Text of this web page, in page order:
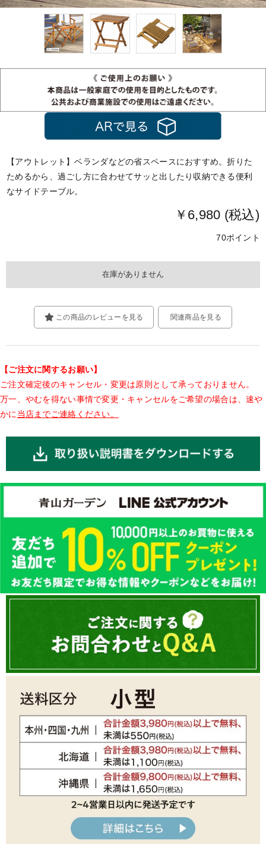
【アウトレット】ベランダなどの省スペースにおすすめ。折りた
ためるから、過ごし方に合わせてサッと出したり収納できる便利
なサイドテーブル。
￥6,980 (税込)
70ポイント
関連商品を見る
この商品のレビューを見る
【ご注文に関するお願い】
ご注文確定後のキャンセル・変更は原則として承っておりません。
万一、やむを得ない事情で変更・キャンセルをご希望の場合は、速や
かに 当店までご連絡ください。